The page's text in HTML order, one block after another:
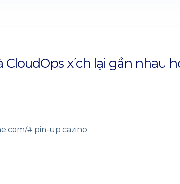
CloudOps xích lại gần nhau
# pin-up cazino